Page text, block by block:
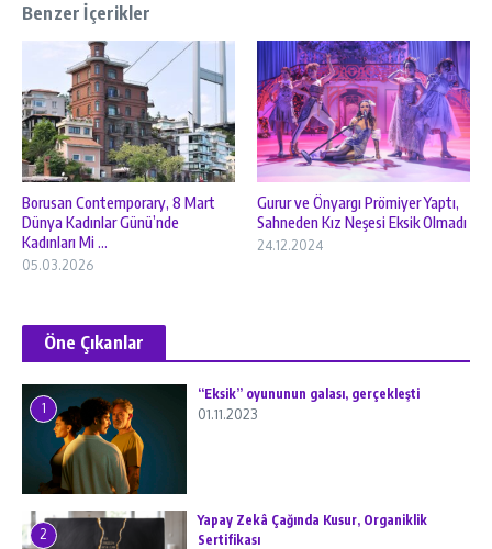
Benzer İçerikler
Borusan Contemporary, 8 Mart
Dünya Kadınlar Günü’nde
Kadınları Mi ...
05.03.2026
Gurur ve Önyargı Prömiyer Yaptı,
Sahneden Kız Neşesi Eksik Olmadı
24.12.2024
Öne Çıkanlar
1
“Eksik” oyununun galası, gerçekleşti
01.11.2023
2
Yapay Zekâ Çağında Kusur, Organiklik
Sertifikası